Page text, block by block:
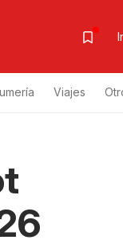
Viajes